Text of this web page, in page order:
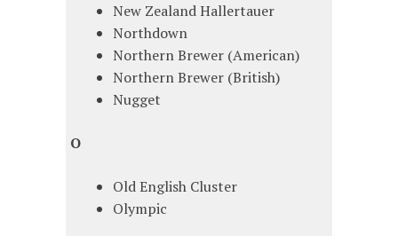
New Zealand Hallertauer
Northdown
Northern Brewer (American)
Northern Brewer (British)
Nugget
O
Old English Cluster
Olympic